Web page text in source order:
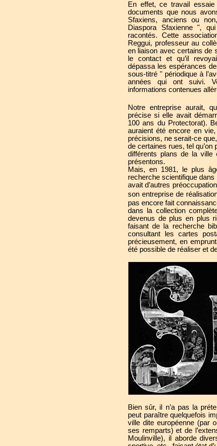
En effet, ce travail
documents que nous
Sfaxiens, anciens ou
Diaspora Sfaxienne ",
racontés. Cette
Reggui, professeur au
en liaison avec certains de
le contact et qu’il
dépassa les espérances
sous-titré " périodique à
années qui ont suivi.
informations contenues
Notre entreprise aurait,
précise si elle avait
100 ans du Protectorat).
auraient été encore en
précisions, ne serait-ce
de certaines rues, tel qu’on
différents plans de la ville
présentons.
Mais, en 1981, le plus
recherche scientifique dans
avait d’autres
son entreprise de
pas encore fait
dans la collection
devenus de plus en plus
faisant de la recherche
consultant les cartes
précieusement, en
été possible de réaliser et
Bien sûr, il n’a pas la
peut paraître quelquefois
ville dite européenne (par
ses remparts) et de
Moulinville), il aborde